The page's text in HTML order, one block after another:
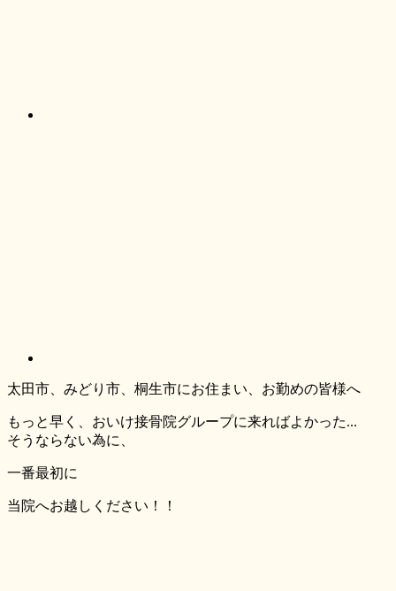
太田市、みどり市、桐生市にお住まい、お勤めの皆様へ
もっと早く、おいけ接骨院グループに来ればよかった...
そうならない為に、
一番最初に
当院へお越しください！！